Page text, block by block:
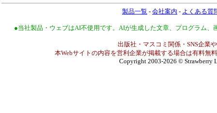
製品一覧 - 会社案内 - よくある質
●当社製品・ウェブはAI不使用です。AIが生成した文章、プログラム
出版社・マスコミ関係・SNS企業
本Webサイトの内容を営利企業が掲載する場合は有料無
Copyright 2003-2026 © Strawberry